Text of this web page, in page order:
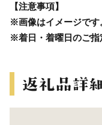
【注意事項】
※画像はイメージです
※着日・着曜日のご指